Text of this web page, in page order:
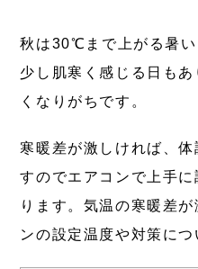
秋は30℃まで上がる暑
少し肌寒く感じる日も
くなりがちです。
寒暖差が激しければ、
すのでエアコンで上手
ります。気温の寒暖差
ンの設定温度や対策につ